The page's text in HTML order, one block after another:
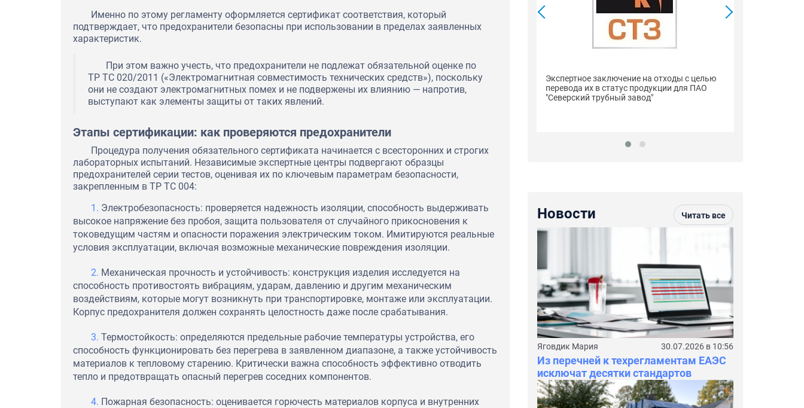
Именно по этому регламенту оформляется сертификат соответствия, который
подтверждает, что предохранители безопасны при использовании в пределах заявленных
характеристик.
При этом важно учесть, что предохранители не подлежат обязательной оценке по
ТР ТС 020/2011 («Электромагнитная совместимость технических средств»), поскольку
они не создают электромагнитных помех и не подвержены их влиянию — напротив,
выступают как элементы защиты от таких явлений.
Этапы сертификации: как проверяются предохранители
Процедура получения обязательного сертификата начинается с всесторонних и строгих
лабораторных испытаний. Независимые экспертные центры подвергают образцы
предохранителей серии тестов, оценивая их по ключевым параметрам безопасности,
закрепленным в ТР ТС 004:
Электробезопасность: проверяется надежность изоляции, способность выдерживать
высокое напряжение без пробоя, защита пользователя от случайного прикосновения к
токоведущим частям и опасности поражения электрическим током. Имитируются реальные
условия эксплуатации, включая возможные механические повреждения изоляции.
Механическая прочность и устойчивость: конструкция изделия исследуется на
способность противостоять вибрациям, ударам, давлению и другим механическим
воздействиям, которые могут возникнуть при транспортировке, монтаже или эксплуатации.
Корпус предохранителя должен сохранять целостность даже после срабатывания.
Термостойкость: определяются предельные рабочие температуры устройства, его
способность функционировать без перегрева в заявленном диапазоне, а также устойчивость
материалов к тепловому старению. Критически важна способность эффективно отводить
тепло и предотвращать опасный перегрев соседних компонентов.
Пожарная безопасность: оценивается горючесть материалов корпуса и внутренних
Экспертное заключение на отходы с целью
перевода их в статус продукции для ПАО
"Северский трубный завод"
Сертификаты соответствия ГОСТ Р на
пиломатериалы и лесоматериалы для ООО
"Строймарт59"
Экспертное заключение на отходы с целью
перевода их в статус продукции для ПАО
"Северский трубный завод"
Новости Читать все
Яговдик Мария 30.07.2026 в 10:56
Из перечней к техрегламентам ЕАЭС
исключат десятки стандартов